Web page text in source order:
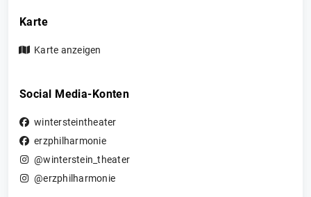
Karte
Karte anzeigen
Social Media-Konten
wintersteintheater
erzphilharmonie
@winterstein_theater
@erzphilharmonie